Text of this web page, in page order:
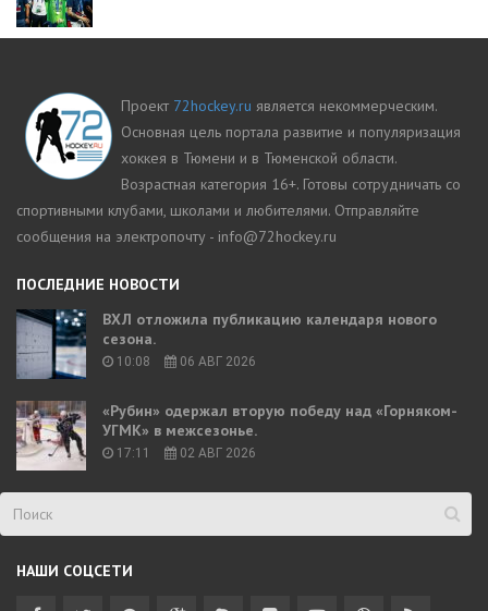
Проект 72hockey.ru является некоммерческим.
Основная цель портала развитие и популяризация
хоккея в Тюмени и в Тюменской области.
Возрастная категория 16+. Готовы сотрудничать со
спортивными клубами, школами и любителями. Отправляйте
сообщения на электропочту - info@72hockey.ru
ПОСЛЕДНИЕ НОВОСТИ
ВХЛ отложила публикацию календаря нового
сезона.
10:08 06 АВГ 2026
«Рубин» одержал вторую победу над «Горняком-
УГМК» в межсезонье.
17:11 02 АВГ 2026
НАШИ СОЦСЕТИ